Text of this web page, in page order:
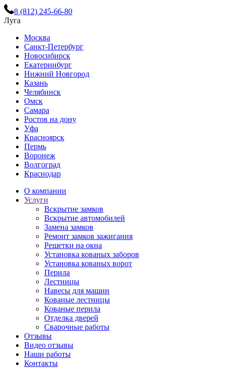
8 (812) 245-66-80
Луга
Москва
Санкт-Петербург
Новосибирск
Екатеринбург
Нижний Новгород
Казань
Челябинск
Омск
Самара
Ростов на дону
Уфа
Красноярск
Пермь
Воронеж
Волгоград
Краснодар
О компании
Услуги
Вскрытие замков
Вскрытие автомобилей
Замена замков
Ремонт замков зажигания
Решетки на окна
Установка кованых заборов
Установка кованых ворот
Перила
Лестницы
Навесы для машин
Кованые лестницы
Кованые перила
Отделка дверей
Сварочные работы
Отзывы
Видео отзывы
Наши работы
Контакты